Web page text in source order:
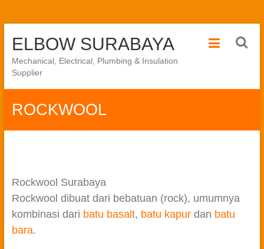
ELBOW SURABAYA
Mechanical, Electrical, Plumbing & Insulation
Supplier
ROCKWOOL
Rockwool Surabaya
Rockwool dibuat dari bebatuan (rock), umumnya
kombinasi dari batu basalt, batu kapurdan batu
bara.